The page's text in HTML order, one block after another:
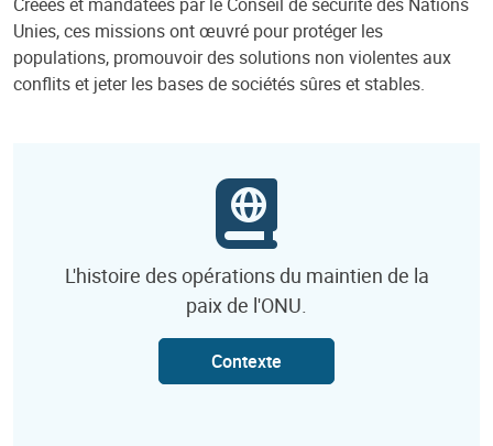
Unies, ces missions ont œuvré pour protéger les
populations, promouvoir des solutions non violentes aux
conflits et jeter les bases de sociétés sûres et stables.
L'histoire des opérations du maintien de la
paix de l'ONU.
Contexte